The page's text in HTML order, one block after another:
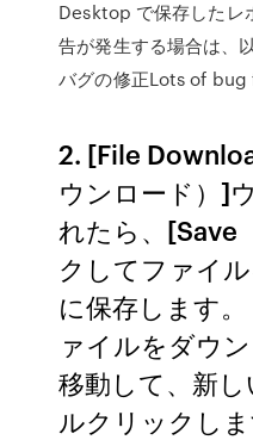
Desktop で保存したレ
告が発生する場合は、
バグの修正Lots of bug
2. [File
ウンロード）]
れたら、[Save
クしてファイ
に保存します
ァイルをダウ
移動して、新
ルクリックし